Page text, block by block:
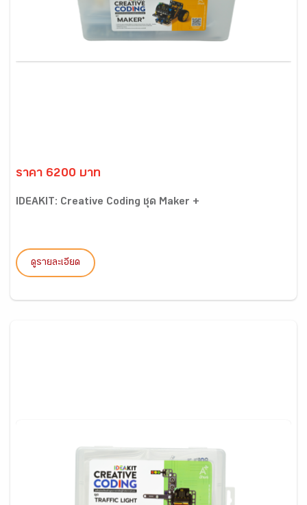
ราคา 6200 บาท
IDEAKIT: Creative Coding ชุด Maker +
ดูรายละเอียด